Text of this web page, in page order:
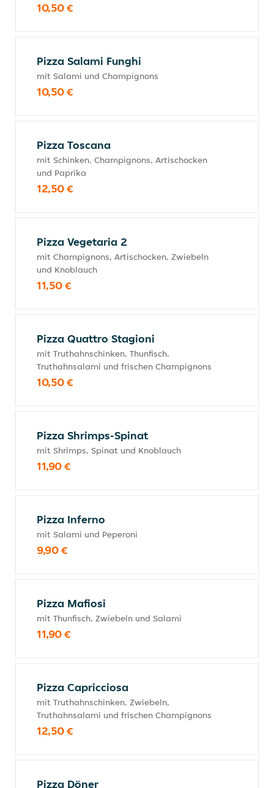
10,50 €
Pizza Salami Funghi
mit Salami und Champignons
10,50 €
Pizza Toscana
mit Schinken, Champignons, Artischocken
und Paprika
12,50 €
Pizza Vegetaria 2
mit Champignons, Artischocken, Zwiebeln
und Knoblauch
11,50 €
Pizza Quattro Stagioni
mit Truthahnschinken, Thunfisch,
Truthahnsalami und frischen Champignons
10,50 €
Pizza Shrimps-Spinat
mit Shrimps, Spinat und Knoblauch
11,90 €
Pizza Inferno
mit Salami und Peperoni
9,90 €
Pizza Mafiosi
mit Thunfisch, Zwiebeln und Salami
11,90 €
Pizza Capricciosa
mit Truthahnschinken, Zwiebeln,
Truthahnsalami und frischen Champignons
12,50 €
Pizza Döner